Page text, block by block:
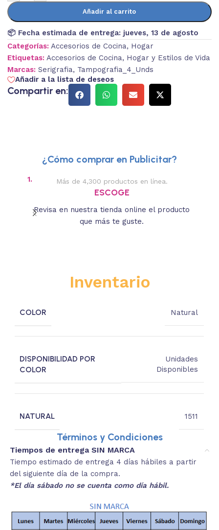
Añadir al carrito
📦 Fecha estimada de entrega: jueves, 13 de agosto
Categorías: Accesorios de Cocina, Hogar
Etiquetas: Accesorios de Cocina, Hogar y Estilos de Vida
Marcas: Serigrafia, Tampografia_4_Unds
Añadir a la lista de deseos
Compartir en:
¿Cómo comprar en Publicitar?
1. Más de 4,300 productos en línea.
ESCOGE
Revisa en nuestra tienda online el producto
que más te guste.
Inventario
COLOR Natural
DISPONIBILIDAD POR
COLOR
Unidades
Disponibles
NATURAL 1511
Términos y Condiciones
Tiempos de entrega SIN MARCA
Tiempo estimado de entrega 4 días hábiles a partir
del siguiente día de la compra.
*El día sábado no se cuenta como día hábil.